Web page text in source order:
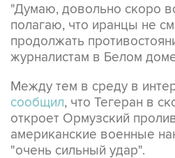
"Думаю, довольно скоро
полагаю, что иранцы не
продолжать
журналистам в Белом
Между тем в среду в
сообщил, что Тегеран в
откроет Ормузский
американские военные
"очень сильный удар".